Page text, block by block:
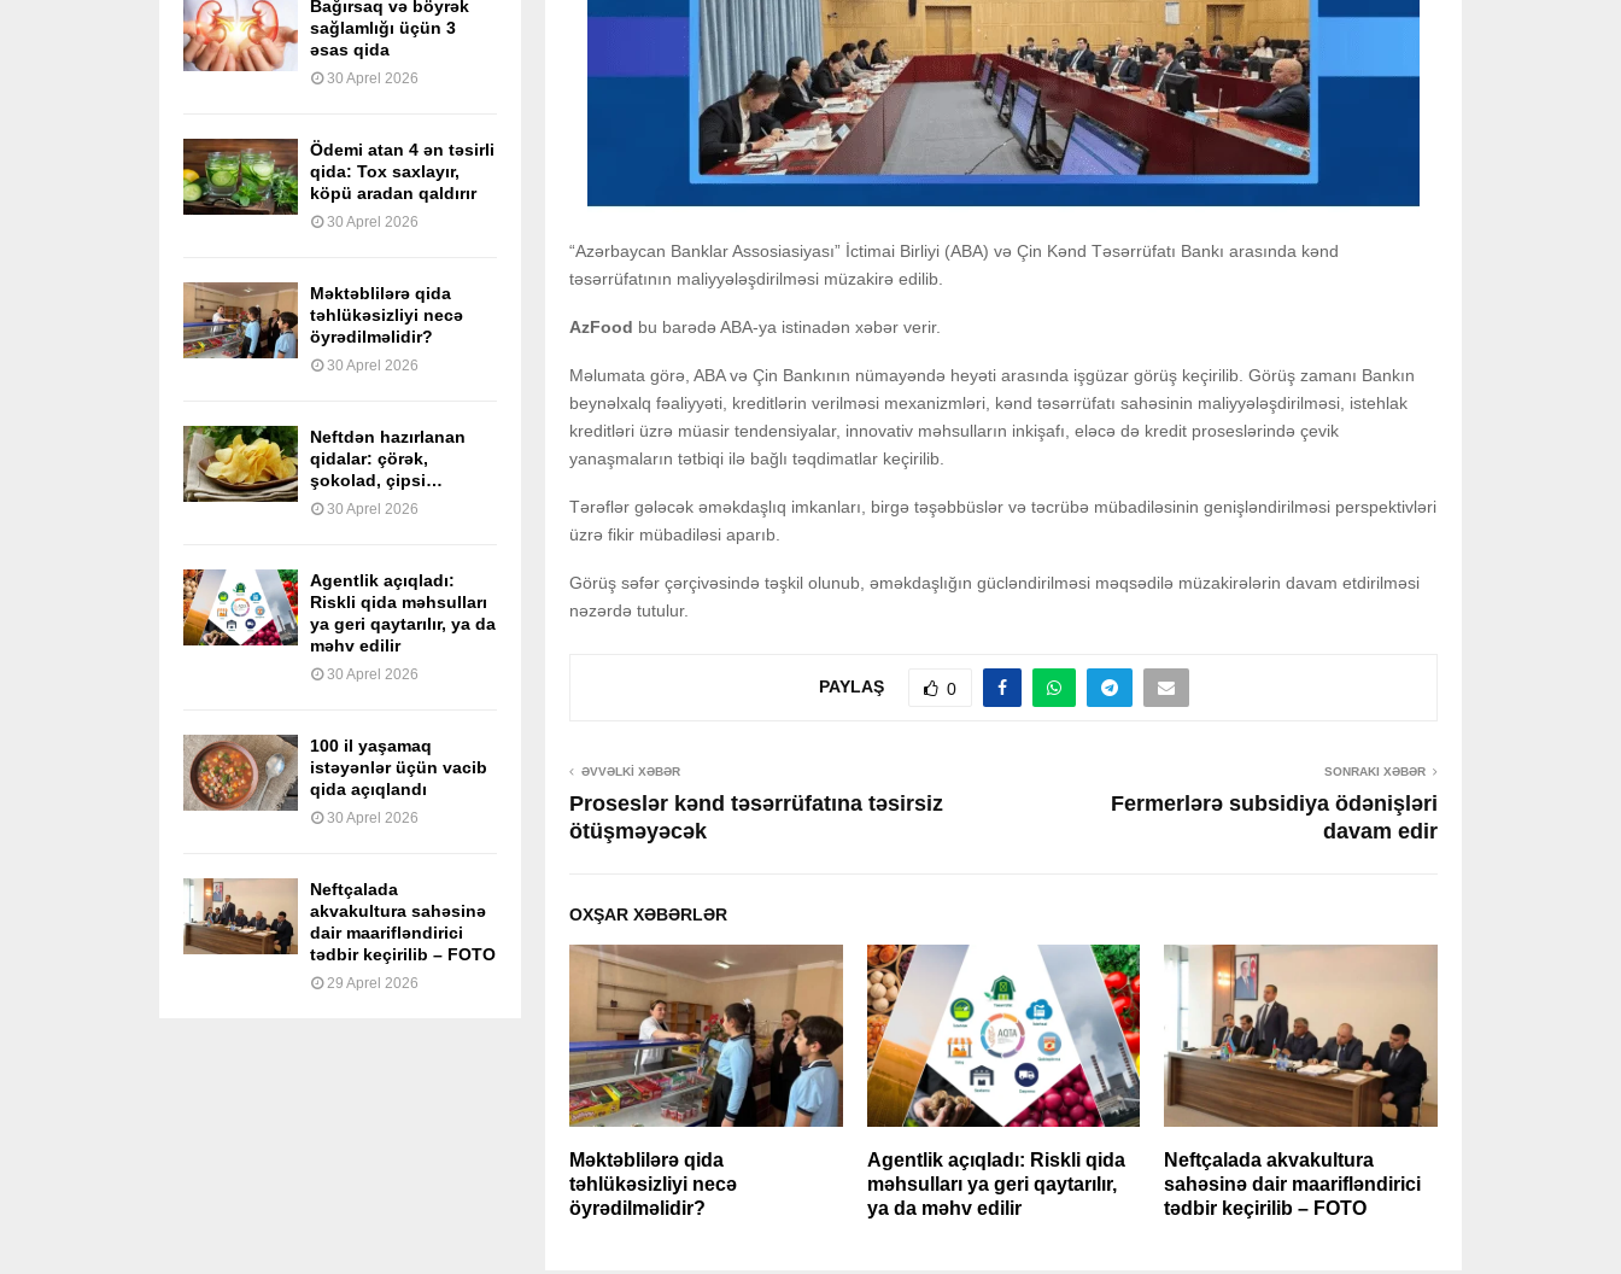
“Azərbaycan Banklar Assosiasiyası” İctimai Birliyi (ABA) və Çin Kənd Təsərrüfatı Bankı arasında kənd
təsərrüfatının maliyyələşdirilməsi müzakirə edilib.
AzFood bu barədə ABA-ya istinadən xəbər verir.
Məlumata görə, ABA və Çin Bankının nümayəndə heyəti arasında işgüzar görüş keçirilib. Görüş zamanı Bankın
beynəlxalq fəaliyyəti, kreditlərin verilməsi mexanizmləri, kənd təsərrüfatı sahəsinin maliyyələşdirilməsi, istehlak
kreditləri üzrə müasir tendensiyalar, innovativ məhsulların inkişafı, eləcə də kredit proseslərində çevik
yanaşmaların tətbiqi ilə bağlı təqdimatlar keçirilib.
Tərəflər gələcək əməkdaşlıq imkanları, birgə təşəbbüslər və təcrübə mübadiləsinin genişləndirilməsi perspektivləri
üzrə fikir mübadiləsi aparıb.
Görüş səfər çərçivəsində təşkil olunub, əməkdaşlığın gücləndirilməsi məqsədilə müzakirələrin davam etdirilməsi
nəzərdə tutulur.
PAYLAŞ 0
ƏVVƏLKI XƏBƏR
Proseslər kənd təsərrüfatına təsirsiz
ötüşməyəcək
SONRAKI XƏBƏR
Fermerlərə subsidiya ödənişləri
davam edir
OXŞAR XƏBƏRLƏR
Məktəblilərə qida
təhlükəsizliyi necə
öyrədilməlidir?
Agentlik açıqladı: Riskli qida
məhsulları ya geri qaytarılır,
ya da məhv edilir
Neftçalada akvakultura
sahəsinə dair maarifləndirici
tədbir keçirilib – FOTO
Bağırsaq və böyrək
sağlamlığı üçün 3
əsas qida
30 Aprel 2026
Ödemi atan 4 ən təsirli
qida: Tox saxlayır,
köpü aradan qaldırır
30 Aprel 2026
Məktəblilərə qida
təhlükəsizliyi necə
öyrədilməlidir?
30 Aprel 2026
Neftdən hazırlanan
qidalar: çörək,
şokolad, çipsi…
30 Aprel 2026
Agentlik açıqladı:
Riskli qida məhsulları
ya geri qaytarılır, ya da
məhv edilir
30 Aprel 2026
100 il yaşamaq
istəyənlər üçün vacib
qida açıqlandı
30 Aprel 2026
Neftçalada
akvakultura sahəsinə
dair maarifləndirici
tədbir keçirilib – FOTO
29 Aprel 2026